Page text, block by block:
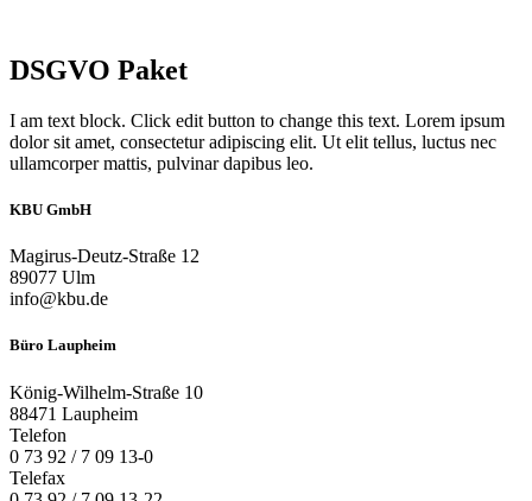
DSGVO Paket
I am text block. Click edit button to change this text. Lorem ipsum
dolor sit amet, consectetur adipiscing elit. Ut elit tellus, luctus nec
ullamcorper mattis, pulvinar dapibus leo.
KBU GmbH
Magirus-Deutz-Straße 12
89077 Ulm
info@kbu.de
Büro Laupheim
König-Wilhelm-Straße 10
88471 Laupheim
Telefon
0 73 92 / 7 09 13-0
Telefax